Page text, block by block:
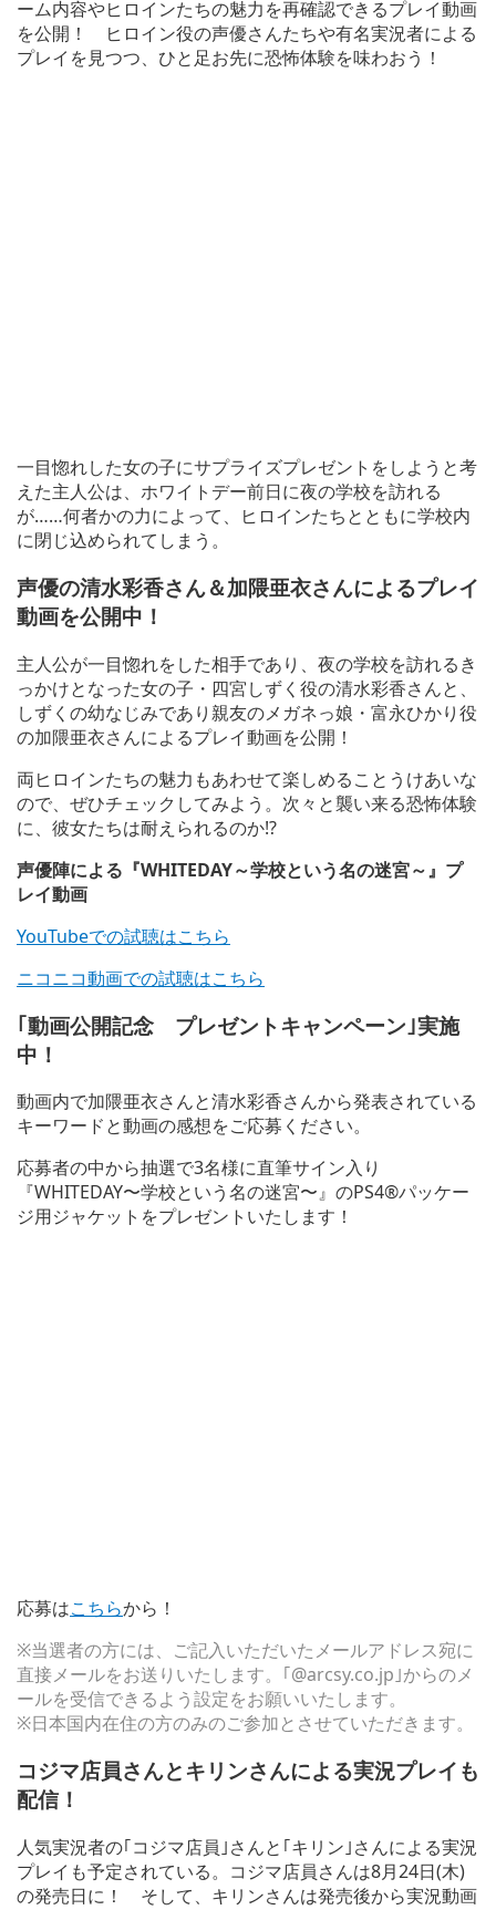
ーム内容やヒロインたちの魅力を再確認できるプレイ動画
を公開！ ヒロイン役の声優さんたちや有名実況者による
プレイを見つつ、ひと足お先に恐怖体験を味わおう！
一目惚れした女の子にサプライズプレゼントをしようと考
えた主人公は、ホワイトデー前日に夜の学校を訪れる
が……何者かの力によって、ヒロインたちとともに学校内
に閉じ込められてしまう。
声優の清水彩香さん＆加隈亜衣さんによるプレイ
動画を公開中！
主人公が一目惚れをした相手であり、夜の学校を訪れるき
っかけとなった女の子・四宮しずく役の清水彩香さんと、
しずくの幼なじみであり親友のメガネっ娘・富永ひかり役
の加隈亜衣さんによるプレイ動画を公開！
両ヒロインたちの魅力もあわせて楽しめることうけあいな
ので、ぜひチェックしてみよう。次々と襲い来る恐怖体験
に、彼女たちは耐えられるのか!?
声優陣による『WHITEDAY～学校という名の迷宮～』プ
レイ動画
YouTubeでの試聴はこちら
ニコニコ動画での試聴はこちら
｢動画公開記念 プレゼントキャンペーン｣実施
中！
動画内で加隈亜衣さんと清水彩香さんから発表されている
キーワードと動画の感想をご応募ください。
応募者の中から抽選で3名様に直筆サイン入り
『WHITEDAY〜学校という名の迷宮〜』のPS4®パッケー
ジ用ジャケットをプレゼントいたします！
応募はこちらから！
※当選者の方には、ご記入いただいたメールアドレス宛に
直接メールをお送りいたします。｢@arcsy.co.jp｣からのメ
ールを受信できるよう設定をお願いいたします。
※日本国内在住の方のみのご参加とさせていただきます。
コジマ店員さんとキリンさんによる実況プレイも
配信！
人気実況者の｢コジマ店員｣さんと｢キリン｣さんによる実況
プレイも予定されている。コジマ店員さんは8月24日(木)
の発売日に！ そして、キリンさんは発売後から実況動画